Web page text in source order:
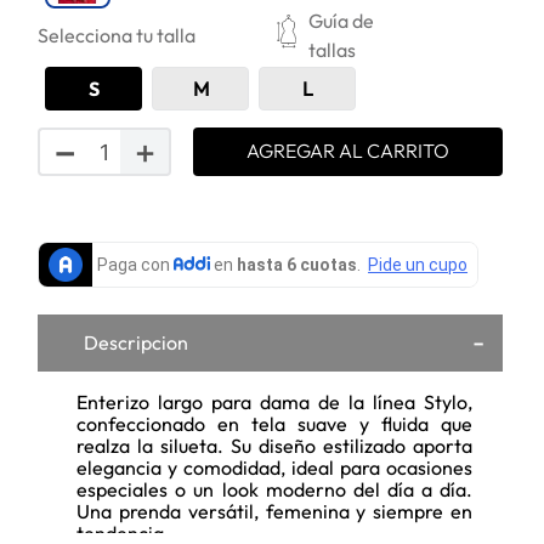
Selecciona tu talla
Guía de
tallas
S
M L
＋
－ AGREGAR AL CARRITO
Descripcion
Enterizo largo para dama de la línea Stylo,
confeccionado en tela suave y fluida que
realza la silueta. Su diseño estilizado aporta
elegancia y comodidad, ideal para ocasiones
especiales o un look moderno del día a día.
Una prenda versátil, femenina y siempre en
tendencia.